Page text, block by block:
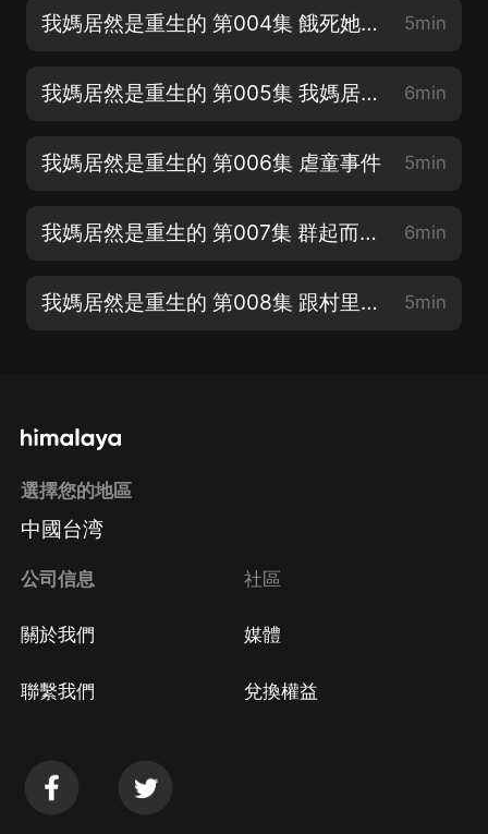
我媽居然是重生的 第004集 餓死她個老不死的 5min
我媽居然是重生的 第005集 我媽居然真是重生的 6min
我媽居然是重生的 第006集 虐童事件 5min
我媽居然是重生的 第007集 群起而攻之 6min
我媽居然是重生的 第008集 跟村里没關系 5min
選擇您的地區
中國台湾
公司信息
關於我們
聯繫我們
社區
媒體
兌換權益